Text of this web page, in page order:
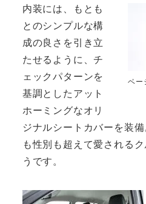
ベー
内装には、もとも
とのシンプルな構
成の良さを引き立
たせるように、チ
ェックパターンを
基調としたアット
ホーミングなオリ
ジナルシートカバーを装
も性別も超えて愛される
うです。